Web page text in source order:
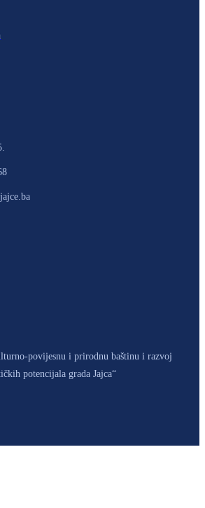
povijesnu i prirodnu baštinu i razvoj
potencijala grada Jajca“